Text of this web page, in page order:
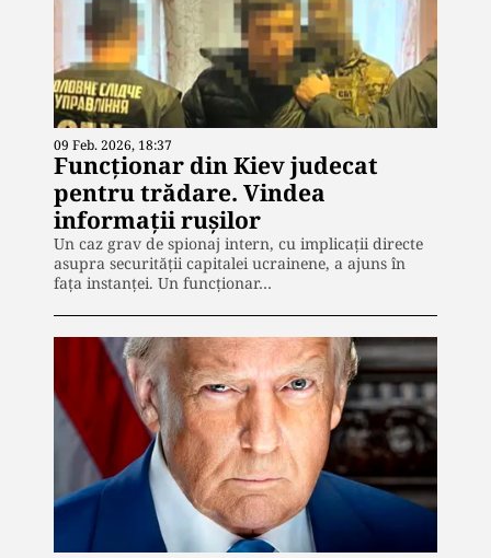
09 Feb. 2026, 18:37
Funcţionar din Kiev judecat
pentru trădare. Vindea
informaţii ruşilor
Un caz grav de spionaj intern, cu implicații directe
asupra securității capitalei ucrainene, a ajuns în
fața instanței. Un funcționar…